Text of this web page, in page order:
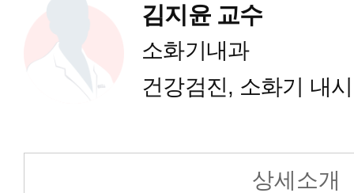
김지윤 교수
소화기내과
건강검진, 소화기 내
상세소개